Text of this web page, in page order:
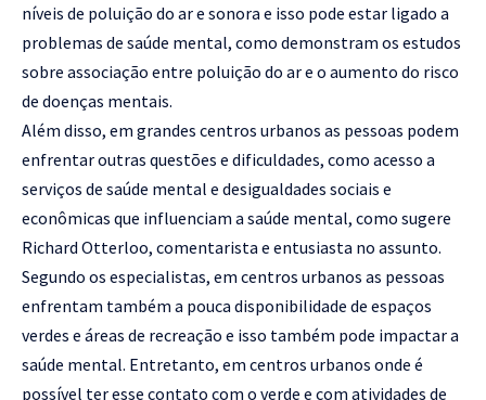
níveis de poluição do ar e sonora e isso pode estar ligado a
problemas de saúde mental, como demonstram os estudos
sobre associação entre poluição do ar e o aumento do risco
de doenças mentais.
Além disso, em grandes centros urbanos as pessoas podem
enfrentar outras questões e dificuldades, como acesso a
serviços de saúde mental e desigualdades sociais e
econômicas que influenciam a saúde mental, como sugere
Richard Otterloo, comentarista e entusiasta no assunto.
Segundo os especialistas, em centros urbanos as pessoas
enfrentam também a pouca disponibilidade de espaços
verdes e áreas de recreação e isso também pode impactar a
saúde mental. Entretanto, em centros urbanos onde é
possível ter esse contato com o verde e com atividades de